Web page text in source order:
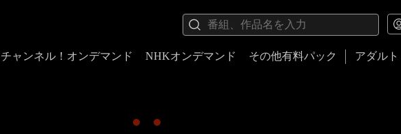
チャンネル！オンデマンド NHKオンデマンド その他有料パック アダルト